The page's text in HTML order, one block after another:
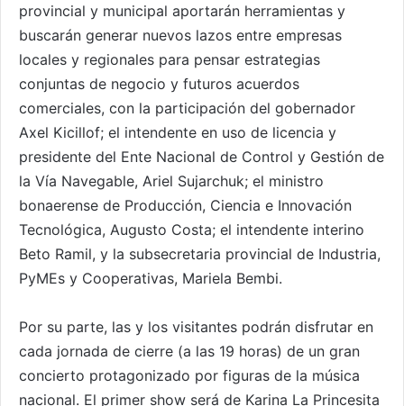
provincial y municipal aportarán herramientas y
buscarán generar nuevos lazos entre empresas
locales y regionales para pensar estrategias
conjuntas de negocio y futuros acuerdos
comerciales, con la participación del gobernador
Axel Kicillof; el intendente en uso de licencia y
presidente del Ente Nacional de Control y Gestión de
la Vía Navegable, Ariel Sujarchuk; el ministro
bonaerense de Producción, Ciencia e Innovación
Tecnológica, Augusto Costa; el intendente interino
Beto Ramil, y la subsecretaria provincial de Industria,
PyMEs y Cooperativas, Mariela Bembi.
Por su parte, las y los visitantes podrán disfrutar en
cada jornada de cierre (a las 19 horas) de un gran
concierto protagonizado por figuras de la música
nacional. El primer show será de Karina La Princesita